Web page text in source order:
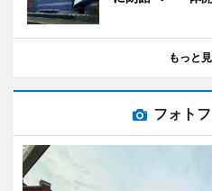
もっと
フォト